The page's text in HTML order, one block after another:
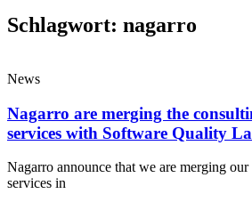
Schlagwort: nagarro
News
Nagarro are merging the
services with Software Quality
Nagarro announce that we are merging
services in